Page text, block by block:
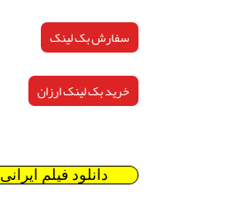
سفارش بک لینک
خرید بک لینک ارزان
دانلود فیلم ایرانی